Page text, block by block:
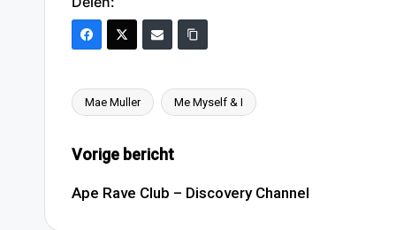
Tags:
Mae Muller Me Myself & I
Bericht
navigatie
Vorige bericht
Ape Rave Club – Discovery Channel